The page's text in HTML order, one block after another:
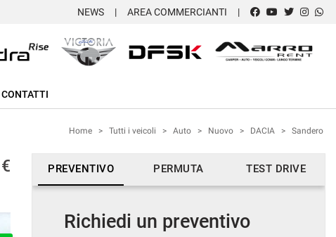
NEWS AREA COMMERCIANTI
CONTATTI
Home > Tutti i veicoli > Auto > Nuovo > DACIA > Sandero
PREVENTIVO PERMUTA TEST DRIVE
Richiedi un preventivo